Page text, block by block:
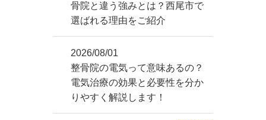
骨院と違う強みとは？西尾市で
選ばれる理由をご紹介
2026/08/01
整骨院の電気って意味あるの？
電気治療の効果と必要性を分か
りやすく解説します！